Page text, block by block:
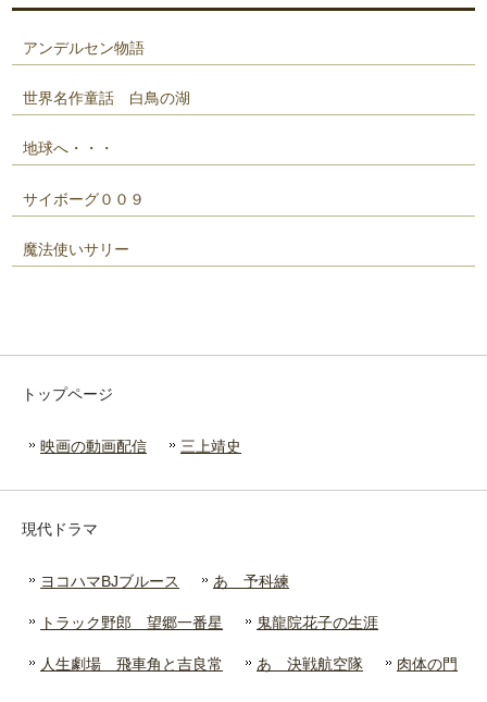
アンデルセン物語
世界名作童話 白鳥の湖
地球へ・・・
サイボーグ００９
魔法使いサリー
トップページ
映画の動画配信 三上靖史
現代ドラマ
ヨコハマBJブルース あゝ予科練
トラック野郎 望郷一番星 鬼龍院花子の生涯
人生劇場 飛車角と吉良常 あゝ決戦航空隊 肉体の門